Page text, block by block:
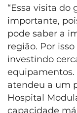
“Essa visita
importante,
pode saber a
região. Por
investindo
equipamentos.
atendeu a um
Hospital
capacidade